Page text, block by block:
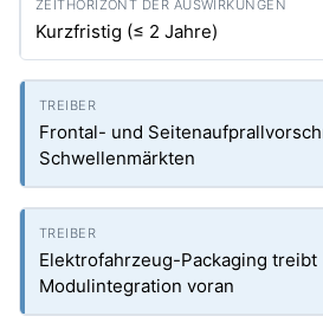
Kurzfristig (≤ 2 Jahre)
Frontal- und
Schwellenmärkten
Elektrofahrzeug-Packaging treibt
Modulintegration voran